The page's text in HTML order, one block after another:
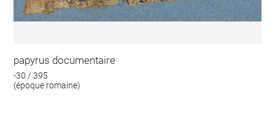
papyrus documentaire
-30 / 395
(époque romaine)